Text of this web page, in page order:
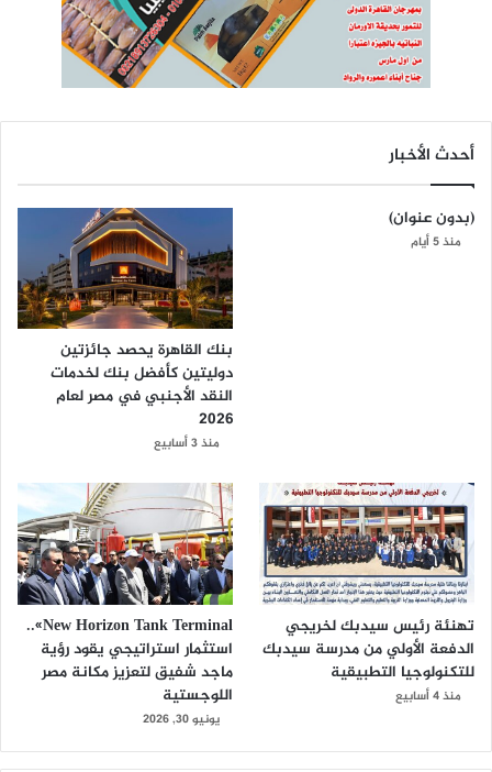
أحدث الأخبار
(بدون عنوان)
منذ 5 أيام
بنك القاهرة يحصد جائزتين
دوليتين كأفضل بنك لخدمات
النقد الأجنبي في مصر لعام
2026
منذ 3 أسابيع
تهنئة رئيس سيدبك لخريجي
الدفعة الأولي من مدرسة سيدبك
للتكنولوجيا التطبيقية
منذ 4 أسابيع
New Horizon Tank Terminal»..
استثمار استراتيجي يقود رؤية
ماجد شفيق لتعزيز مكانة مصر
اللوجستية
يونيو 30, 2026